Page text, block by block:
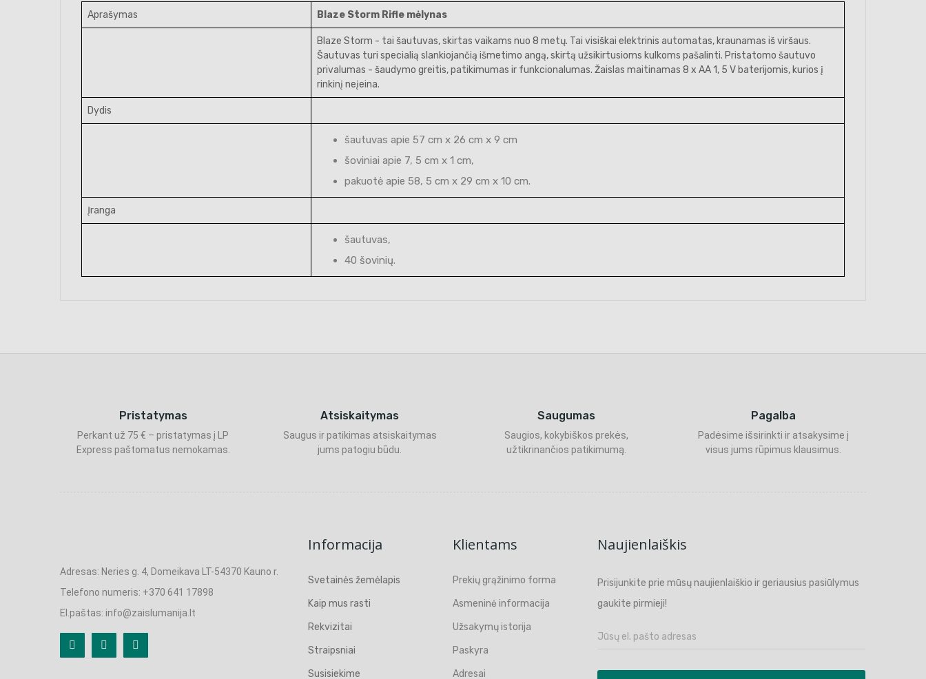
Aprašymas Blaze Storm Rifle mėlynas
Blaze Storm - tai šautuvas, skirtas vaikams nuo 8 metų. Tai visiškai elektrinis automatas, kraunamas iš viršaus.
Šautuvas turi specialią slankiojančią išmetimo angą, skirtą užsikirtusioms kulkoms pašalinti. Pristatomo šautuvo
privalumas - šaudymo greitis, patikimumas ir funkcionalumas. Žaislas maitinamas 8 x AA 1, 5 V baterijomis, kurios į
rinkinį neįeina.
Dydis
šautuvas apie 57 cm x 26 cm x 9 cm
šoviniai apie 7, 5 cm x 1 cm,
pakuotė apie 58, 5 cm x 29 cm x 10 cm.
Įranga
šautuvas,
40 šovinių.
Pristatymas
Perkant už 75 € – pristatymas į LP
Express paštomatus nemokamas.
Atsiskaitymas
Saugus ir patikimas atsiskaitymas
jums patogiu būdu.
Saugumas
Saugios, kokybiškos prekės,
užtikrinančios patikimumą.
Pagalba
Padėsime išsirinkti ir atsakysime į
visus jums rūpimus klausimus.
Adresas: Neries g. 4, Domeikava LT-54370 Kauno r.
Telefono numeris: +370 641 17898
El.paštas: info@zaislumanija.lt
Informacija
Svetainės žemėlapis
Kaip mus rasti
Rekvizitai
Straipsniai
Susisiekime
Klientams
Prekių grąžinimo forma
Asmeninė informacija
Užsakymų istorija
Paskyra
Adresai
Naujienlaiškis
Prisijunkite prie mūsų naujienlaiškio ir geriausius pasiūlymus
gaukite pirmieji!